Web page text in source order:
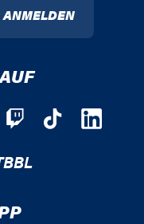
ANMELDEN